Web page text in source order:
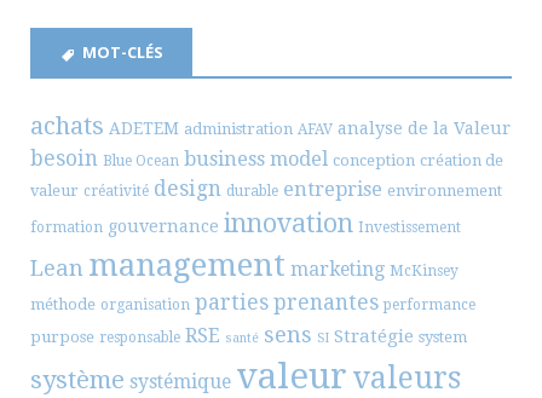
MOT-CLÉS
achats ADETEM administration AFAV analyse de la Valeur
besoin Blue Ocean business model conception création de
valeur créativité design durable entreprise environnement
formation gouvernance innovation Investissement
Lean management marketing McKinsey
méthode organisation parties prenantes performance
purpose responsable RSE santé sens SI Stratégie system
système systémique valeur valeurs